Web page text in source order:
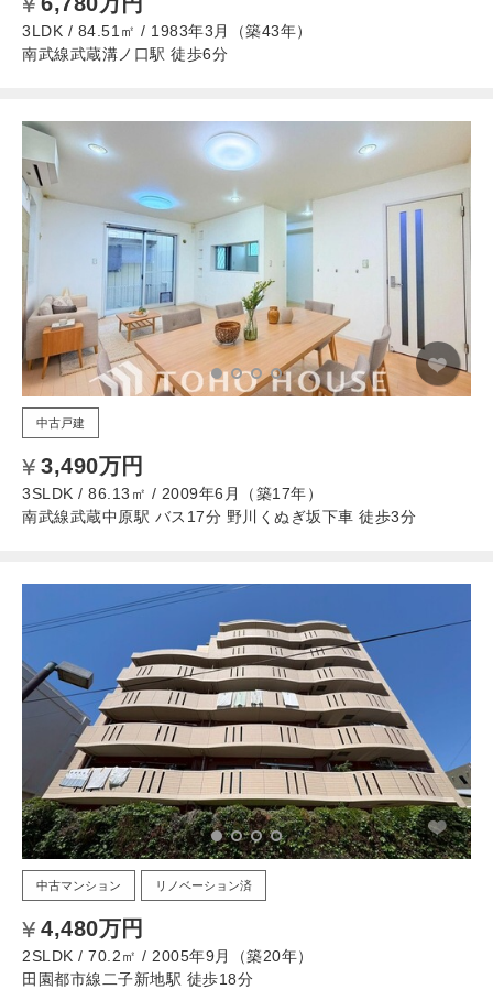
3LDK / 84.51㎡ / 1983年3月（築43年）
南武線武蔵溝ノ口駅 徒歩6分
中古戸建
3,490万円
3SLDK / 86.13㎡ / 2009年6月（築17年）
南武線武蔵中原駅 バス17分 野川くぬぎ坂下車 徒歩3分
中古マンション リノベーション済
4,480万円
2SLDK / 70.2㎡ / 2005年9月（築20年）
田園都市線二子新地駅 徒歩18分